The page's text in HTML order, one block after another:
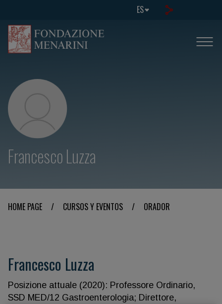
ES
Francesco Luzza
HOME PAGE / CURSOS Y EVENTOS / ORADOR
Francesco Luzza
Posizione attuale (2020): Professore Ordinario,
SSD MED/12 Gastroenterologia; Direttore,